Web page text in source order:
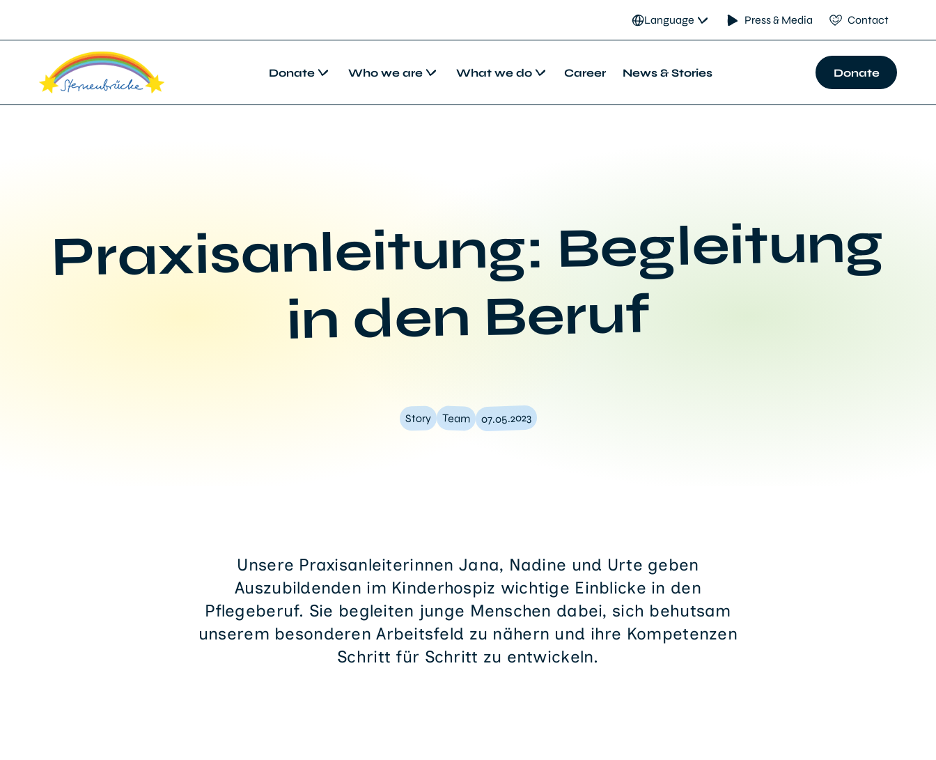
Language Press & Media Contact
Donate Who we are What we do Career News & Stories Donate
Praxisanleitung: Begleitung
in den Beruf
Story Team 07.05.2023
Unsere Praxisanleiterinnen Jana, Nadine und Urte geben
Auszubildenden im Kinderhospiz wichtige Einblicke in den
Pflegeberuf. Sie begleiten junge Menschen dabei, sich behutsam
unserem besonderen Arbeitsfeld zu nähern und ihre Kompetenzen
Schritt für Schritt zu entwickeln.